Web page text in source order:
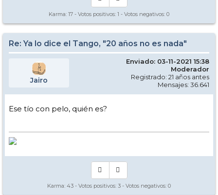
Karma: 17 - Votos positivos: 1 - Votos negativos: 0
Re: Ya lo dice el Tango, "20 años no es nada"
Jairo
Enviado: 03-11-2021 15:38
Moderador
Registrado: 21 años antes
Mensajes: 36.641
Ese tío con pelo, quién es?
Karma: 43 - Votos positivos: 3 - Votos negativos: 0